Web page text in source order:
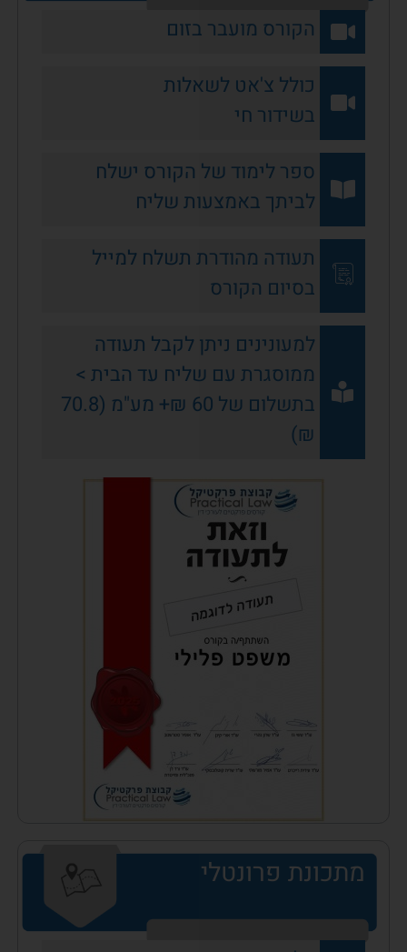
הקורס מועבר בזום
כולל צ'אט לשאלות
בשידור חי
ספר לימוד של הקורס ישלח
לביתך באמצעות שליח
תעודה מהודרת תשלח למייל
בסיום הקורס
למעונינים ניתן לקבל תעודה
ממוסגרת עם שליח עד הבית >
בתשלום של 60 ₪+ מע"מ (70.8
₪)
מתכונת פרונטלי